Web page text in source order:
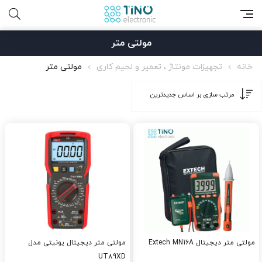
مولتی متر
خانه تجهیزات مونتاژ ، تعمیر و لحیم کاری مولتی متر
مولتی متر دیجیتال Extech MN16A
مولتی متر دیجیتال یونیتی مدل
UT89XD